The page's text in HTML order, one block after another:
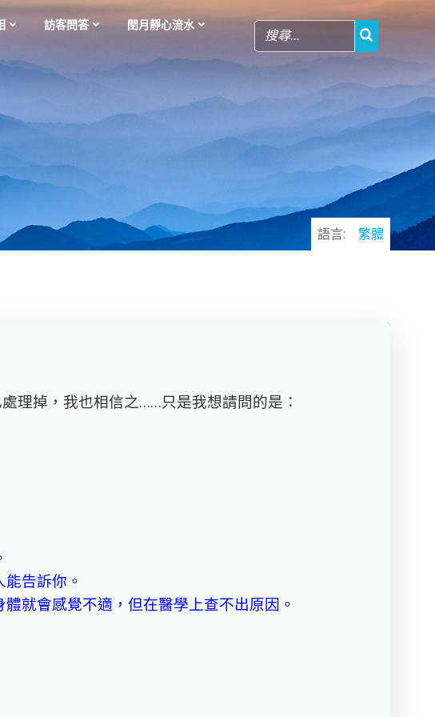
訪客問答 閏月靜心流水
語言: 繁體
理掉，我也相信之……只是我想請問的是：
告訴你。
就會感覺不適，但在醫學上查不出原因。